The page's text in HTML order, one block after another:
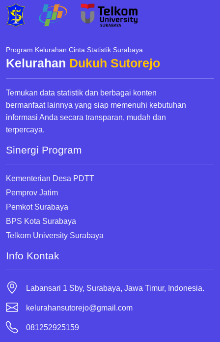
Program Kelurahan Cinta Statistik Surabaya
Kelurahan Dukuh Sutorejo
Temukan data statistik dan berbagai konten
bermanfaat lainnya yang siap memenuhi kebutuhan
informasi Anda secara transparan, mudah dan
terpercaya.
Sinergi Program
Kementerian Desa PDTT
Pemprov Jatim
Pemkot Surabaya
BPS Kota Surabaya
Telkom University Surabaya
Info Kontak
Labansari 1 Sby, Surabaya, Jawa Timur, Indonesia.
kelurahansutorejo@gmail.com
081252925159